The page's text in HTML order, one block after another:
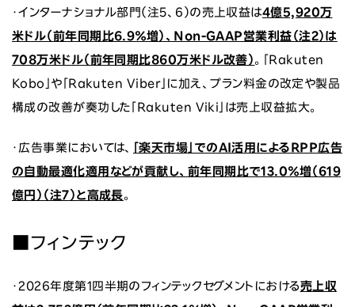
・インターナショナル部門（注5、6）の売上収益は4億5,920万
米ドル（前年同期比6.9％増）、Non-GAAP営業利益（注2）は
708万米ドル（前年同期比860万米ドル改善） 。「Rakuten
Kobo」や「Rakuten Viber」に加え、プラン料金の改定や製品
構成の改善が奏功した「Rakuten Viki」は売上収益拡大。
・広告事業においては、
「楽天市場」でのAI活用によるRPP広告
の自動最適化適用などが貢献し、前年同期比で13.0％増（619
億円）（注7）と高成長。
■フィンテック
・2026年度第1四半期のフィンテックセグメントにおける売上収